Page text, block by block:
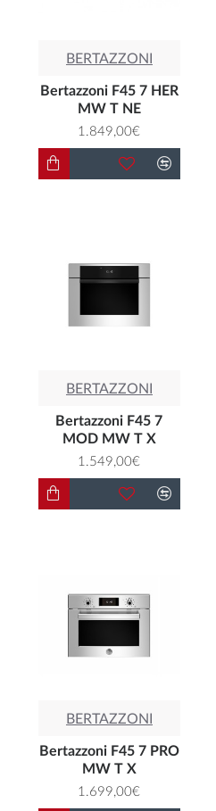
BERTAZZONI
Bertazzoni F45 7 HER
MW T NE
1.849,00€
BERTAZZONI
Bertazzoni F45 7
MOD MW T X
1.549,00€
BERTAZZONI
Bertazzoni F45 7 PRO
MW T X
1.699,00€